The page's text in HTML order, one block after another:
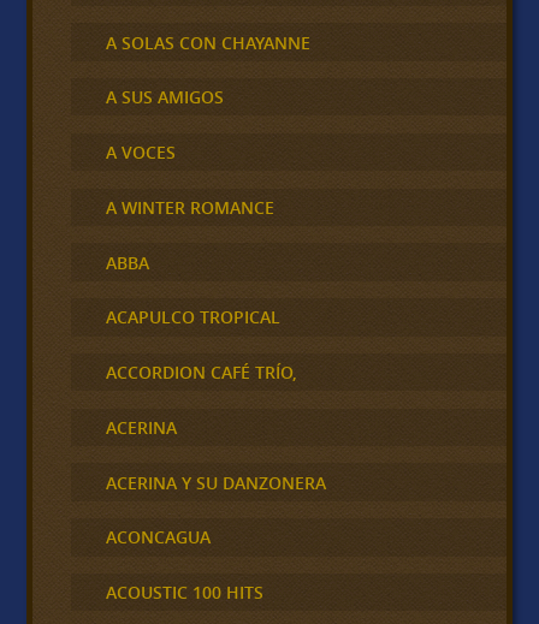
A SOLAS CON CHAYANNE
A SUS AMIGOS
A VOCES
A WINTER ROMANCE
ABBA
ACAPULCO TROPICAL
ACCORDION CAFÉ TRÍO,
ACERINA
ACERINA Y SU DANZONERA
ACONCAGUA
ACOUSTIC 100 HITS